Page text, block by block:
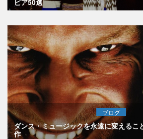
ブログ
ダンス・ミュージックを永遠に変えるこ
作